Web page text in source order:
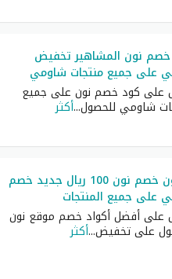
نون المشاهير تخفيض
على جميع منتجات شاومي
على كود خصم نون على جميع
شاومي للحصول...أكثر
كوبون خصم نون 100 ريال جديد خصم
على جميع المنتجات
على أفضل أكواد خصم موقع نون
على تخفيض...أكثر